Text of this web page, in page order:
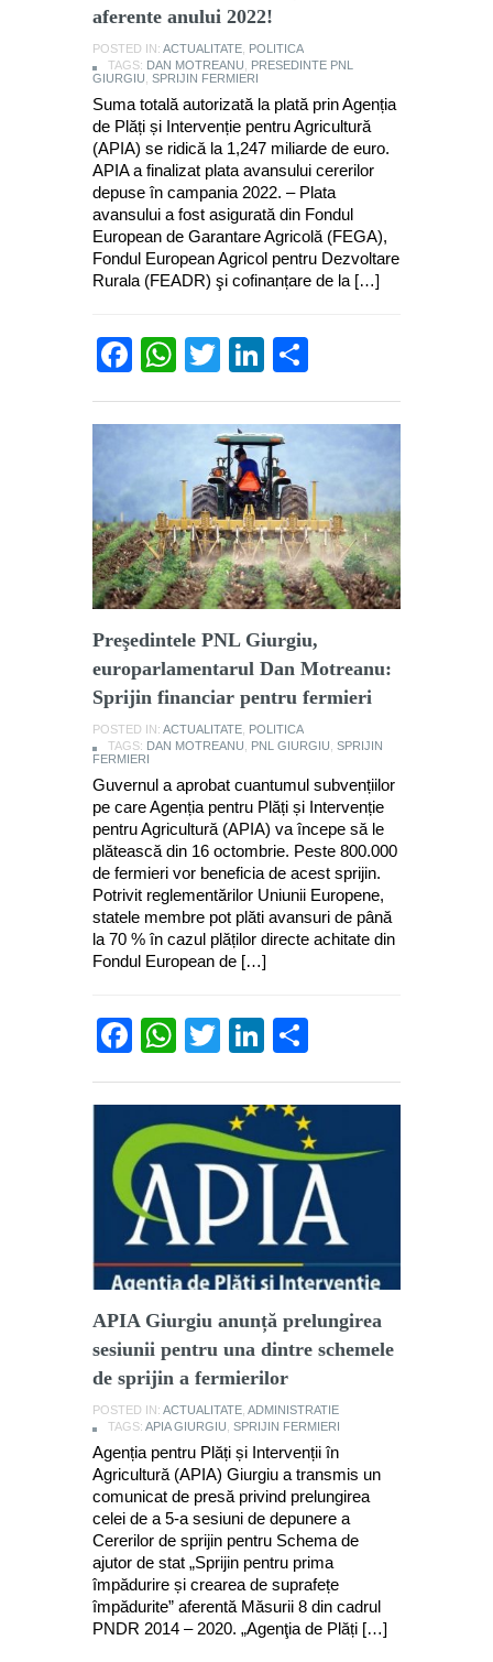
aferente anului 2022!
POSTED IN: ACTUALITATE POLITICA
TAGS: DAN MOTREANU
PRESEDINTE PNL
GIURGIU SPRIJIN FERMIERI
Suma totală autorizată la plată prin Agenția
de Plăți și Intervenție pentru Agricultură
(APIA) se ridică la 1,247 miliarde de euro.
APIA a finalizat plata avansului cererilor
depuse în campania 2022. – Plata
avansului a fost asigurată din Fondul
European de Garantare Agricolă (FEGA),
Fondul European Agricol pentru Dezvoltare
Rurala (FEADR) şi cofinanțare de la […]
Facebook
WhatsApp
TwitterLinkedIn
Preşedintele PNL Giurgiu,
europarlamentarul Dan Motreanu:
Sprijin financiar pentru fermieri
POSTED IN: ACTUALITATE POLITICA
TAGS: DAN MOTREANU PNL GIURGIU SPRIJIN
FERMIERI
Guvernul a aprobat cuantumul subvențiilor
pe care Agenția pentru Plăți și Intervenție
pentru Agricultură (APIA) va începe să le
plătească din 16 octombrie. Peste 800.000
de fermieri vor beneficia de acest sprijin.
Potrivit reglementărilor Uniunii Europene,
statele membre pot plăti avansuri de până
la 70 % în cazul plăților directe achitate din
Fondul European de […]
Facebook
WhatsApp
TwitterLinkedIn
APIA Giurgiu anunță prelungirea
sesiunii pentru una dintre schemele
de sprijin a fermierilor
POSTED IN: ACTUALITATE ADMINISTRATIE
TAGS: APIA GIURGIU SPRIJIN FERMIERI
Agenția pentru Plăți și Intervenții în
Agricultură (APIA) Giurgiu a transmis un
comunicat de presă privind prelungirea
celei de a 5-a sesiuni de depunere a
Cererilor de sprijin pentru Schema de
ajutor de stat „Sprijin pentru prima
împădurire și crearea de suprafețe
împădurite” aferentă Măsurii 8 din cadrul
PNDR 2014 – 2020. „Agenţia de Plăți […]